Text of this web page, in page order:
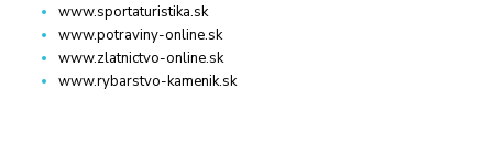
www.sportaturistika.sk
www.potraviny-online.sk
www.zlatnictvo-online.sk
www.rybarstvo-kamenik.sk